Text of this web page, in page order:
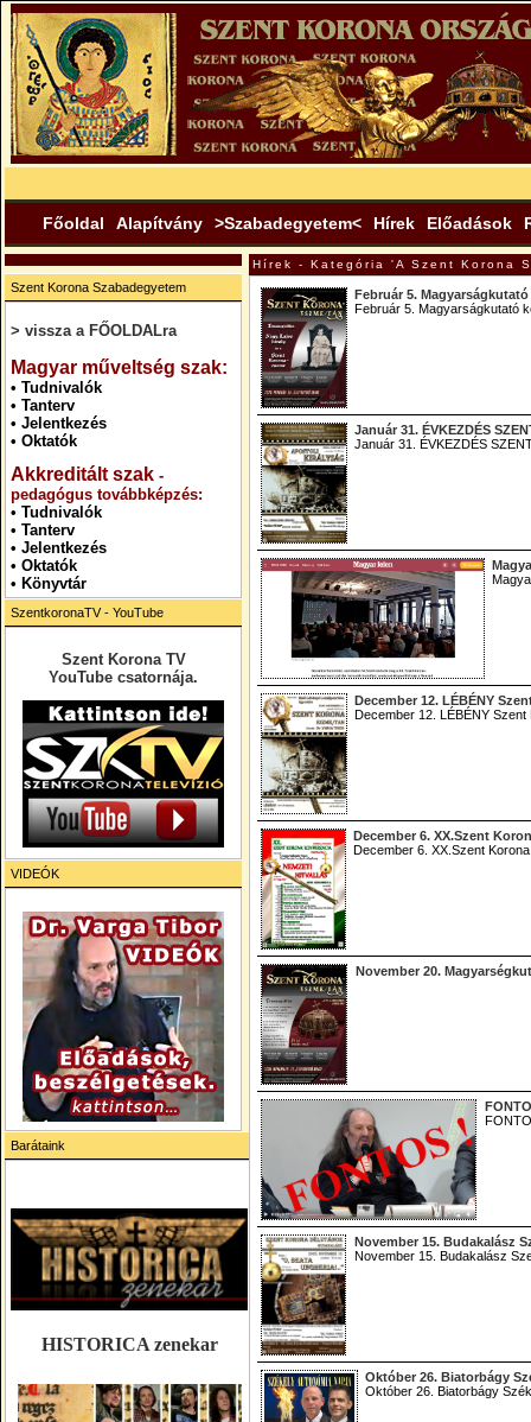
Főoldal Alapítvány >Szabadegyetem< Hírek Előadások
Szent Korona Szabadegyetem
> vissza a FŐOLDALra
Magyar műveltség szak:
• Tudnivalók
• Tanterv
• Jelentkezés
• Oktatók
Akkreditált szak -
pedagógus továbbképzés:
• Tudnivalók
• Tanterv
• Jelentkezés
• Oktatók
• Könyvtár
SzentkoronaTV - YouTube
Szent Korona TV
YouTube csatornája.
VIDEÓK
Barátaink
HISTORICA zenekar
Hírek - Kategória 'A Szent Korona
Február 5.
Február 5. Magyarságkutató
Január 31. ÉVKEZDÉS
Január 31. ÉVKEZDÉS
December 12. LÉBÉNY
December 12. LÉBÉNY
December 6. XX.Szent
December 6. XX.Szent
November 20.
November 15. Budakalász
November 15. Budakalász
Október 26. Biatorbágy
Október 26. Biatorbágy